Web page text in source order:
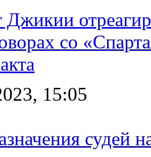
Джикии
со
15:05
судей